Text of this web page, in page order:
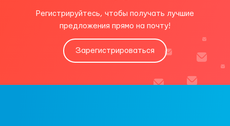
Регистрируйтесь, чтобы получать лучшие
предложения прямо на почту!
Зарегистрироваться